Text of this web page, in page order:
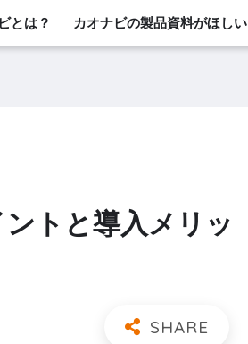
とは？ カオナビの製品資料がほしい
トと導入メリッ